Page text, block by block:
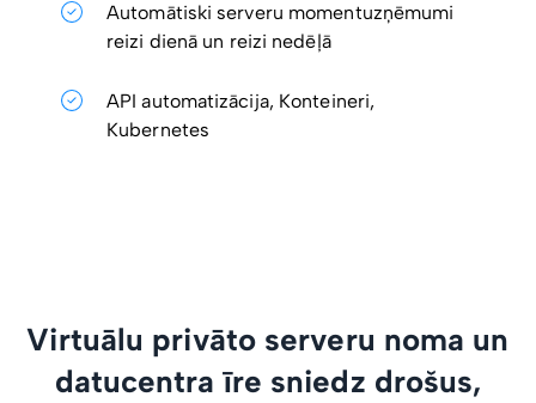
Automātiski serveru momentuzņēmumi
reizi dienā un reizi nedēļā
API automatizācija, Konteineri,
Kubernetes
Virtuālu privāto serveru noma un
datucentra īre sniedz drošus,